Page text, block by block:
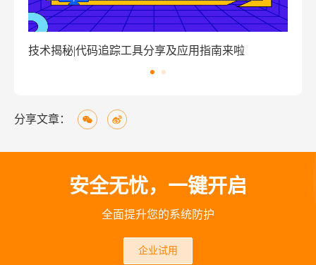
享及应用指南来啦 窃密病毒伪装Windows激活程
分享文章：
安全无忧，一键开启
全面提升您的系统防护
企业试用